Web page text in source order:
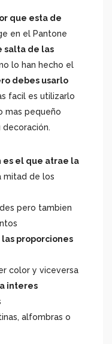
que esta de
en el Pantone
salta de las
lo han hecho el
debes usarlo
facil es utilizarlo
mas pequeño
es el que atrae la
mitad de los
pero tambien
proporciones
color y viceversa
interes
alfombras o